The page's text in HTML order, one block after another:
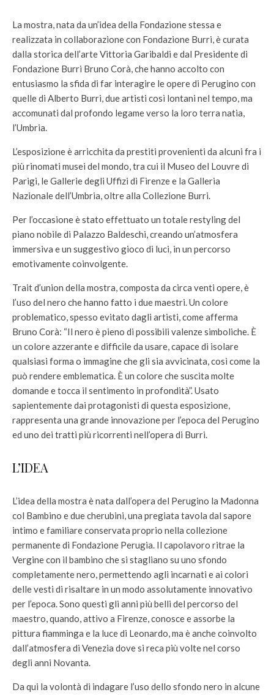
La mostra, nata da un’idea della Fondazione stessa e
realizzata in collaborazione con Fondazione Burri, è curata
dalla storica dell’arte Vittoria Garibaldi e dal Presidente di
Fondazione Burri Bruno Corà, che hanno accolto con
entusiasmo la sfida di far interagire le opere di Perugino con
quelle di Alberto Burri, due artisti così lontani nel tempo, ma
accomunati dal profondo legame verso la loro terra natia,
l’Umbria.
L’esposizione è arricchita da prestiti provenienti da alcuni fra i
più rinomati musei del mondo, tra cui il Museo del Louvre di
Parigi, le Gallerie degli Uffizi di Firenze e la Galleria
Nazionale dell’Umbria, oltre alla Collezione Burri.
Per l’occasione è stato effettuato un totale restyling del
piano nobile di Palazzo Baldeschi, creando un’atmosfera
immersiva e un suggestivo gioco di luci, in un percorso
emotivamente coinvolgente.
Trait d’union della mostra, composta da circa venti opere, è
l’uso del nero che hanno fatto i due maestri. Un colore
problematico, spesso evitato dagli artisti, come afferma
Bruno Corà: “Il nero è pieno di possibili valenze simboliche. È
un colore azzerante e difficile da usare, capace di isolare
qualsiasi forma o immagine che gli sia avvicinata, così come la
può rendere emblematica. È un colore che suscita molte
domande e tocca il sentimento in profondità”. Usato
sapientemente dai protagonisti di questa esposizione,
rappresenta una grande innovazione per l’epoca del Perugino
ed uno dei tratti più ricorrenti nell’opera di Burri.
L’IDEA
L’idea della mostra è nata dall’opera del Perugino la Madonna
col Bambino e due cherubini, una pregiata tavola dal sapore
intimo e familiare conservata proprio nella collezione
permanente di Fondazione Perugia. Il capolavoro ritrae la
Vergine con il bambino che si stagliano su uno sfondo
completamente nero, permettendo agli incarnati e ai colori
delle vesti di risaltare in un modo assolutamente innovativo
per l’epoca. Sono questi gli anni più belli del percorso del
maestro, quando, attivo a Firenze, conosce e assorbe la
pittura fiamminga e la luce di Leonardo, ma è anche coinvolto
dall’atmosfera di Venezia dove si reca più volte nel corso
degli anni Novanta.
Da qui la volontà di indagare l’uso dello sfondo nero in alcune